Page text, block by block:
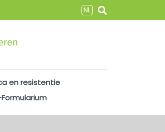
NL
en resistentie
Formularium